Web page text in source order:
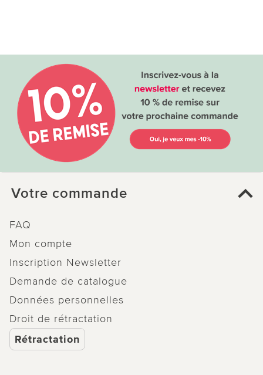
Votre commande
FAQ
Mon compte
Inscription Newsletter
Demande de catalogue
Données personnelles
Droit de rétractation
Rétractation